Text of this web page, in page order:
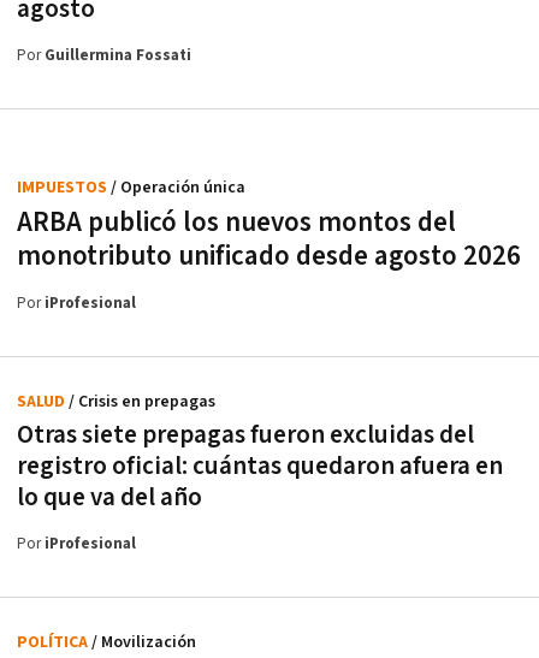
agosto
PorGuillermina Fossati
ARBA publicó los nuevos montos del
monotributo unificado desde agosto 2026
IMPUESTOS / Operación única
PoriProfesional
Otras siete prepagas fueron excluidas del
registro oficial: cuántas quedaron afuera en
lo que va del año
SALUD / Crisis en prepagas
PoriProfesional
POLÍTICA/ Movilización